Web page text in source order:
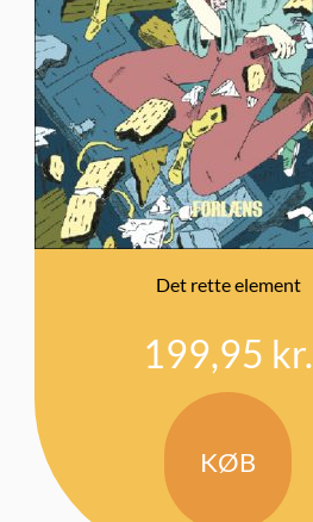
Det rette element
199,95 kr.
KØB